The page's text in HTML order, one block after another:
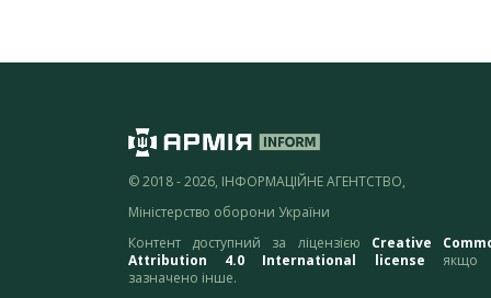
© 2018 - 2026, ІНФОРМАЦІЙНЕ АГЕНТСТВО,
Міністерство оборони України
Контент доступний за ліцензією Creative
Attribution 4.0 International license якщо
зазначено інше.